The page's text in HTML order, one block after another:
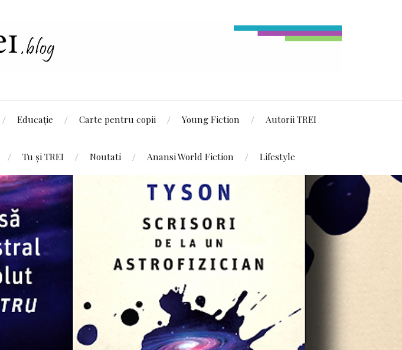
Educație Carte pentru copii Young Fiction Autorii TREI
Tu și TREI Noutati Anansi World Fiction Lifestyle